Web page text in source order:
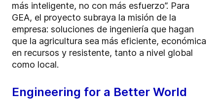
más inteligente, no con más esfuerzo”. Para
GEA, el proyecto subraya la misión de la
empresa: soluciones de ingeniería que hagan
que la agricultura sea más eficiente, económica
en recursos y resistente, tanto a nivel global
como local.
Engineering for a Better World